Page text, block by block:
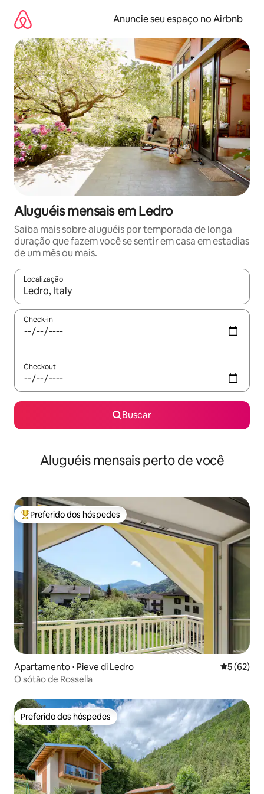
para
conteúdo
Anuncie seu espaço no Airbnb
Aluguéis mensais em Ledro
Saiba mais sobre aluguéis por temporada de longa
duração que fazem você se sentir em casa em estadias
de um mês ou mais.
Localização
Quando os resultados estiverem disponíveis, explore-os
Check-in
Checkout
Buscar
Aluguéis mensais perto de você
Entre os melhores preferidos dos hóspedes
Preferido dos hóspedes
Apartamento ⋅ Pieve di Ledro 5 de uma
5 (62)
O sótão de Rossella
Preferido dos hóspedes
Preferido dos hóspedes